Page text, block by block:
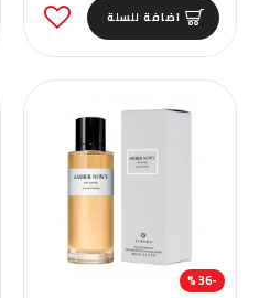
اضافة للسلة
-36 %